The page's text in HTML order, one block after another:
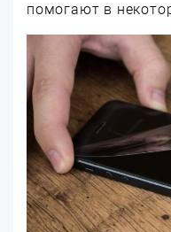
помогают в